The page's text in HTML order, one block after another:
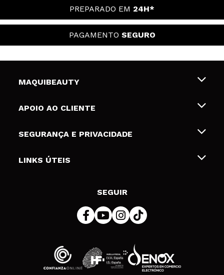
PREPARADO EM 24H*
PAGAMENTO SEGURO
MAQUIBEAUTY
Sobre nós
Gift Cards
APOIO AO CLIENTE
Envios e Devoluções
Formas de pagamento
SEGURANÇA E PRIVACIDADE
Termos e Privacidade
LINKS ÚTEIS
SEGUIR